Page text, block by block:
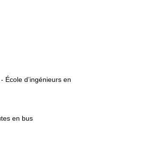
École d’ingénieurs en
en bus